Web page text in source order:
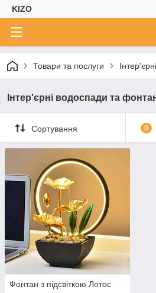
KIZO
Товари та послуги
Інтер'єрні водоспади та
Сортування 0
Фонтан з підсвіткою Лотос